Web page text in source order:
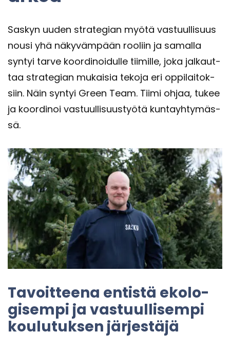
Sas­kyn uuden stra­te­gian myötä vas­tuul­li­suus
nousi yhä nä­ky­väm­pään roo­liin ja sa­mal­la
syn­tyi tarve koor­di­noi­dul­le tii­mil­le, joka jal­kaut­
taa stra­te­gian mu­kai­sia te­ko­ja eri op­pi­lai­tok­
siin. Näin syn­tyi Green Team. Tiimi ohjaa, tukee
ja koor­di­noi vas­tuul­li­suus­työ­tä kun­tayh­ty­mäs­
sä.
Ta­voit­tee­na en­tis­tä eko­lo­
gi­sem­pi ja vas­tuul­li­sem­pi
kou­lu­tuk­sen jär­jes­tä­jä